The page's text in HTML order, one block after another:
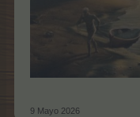
9 Mayo 2026